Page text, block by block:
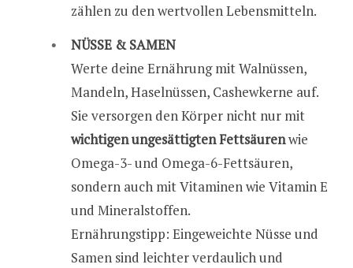
zählen zu den wertvollen Lebensmitteln.
NÜSSE & SAMEN
Werte deine Ernährung mit Walnüssen,
Mandeln, Haselnüssen, Cashewkerne auf.
Sie versorgen den Körper nicht nur mit
wichtigen ungesättigten Fettsäurenwie
Omega-3- und Omega-6-Fettsäuren,
sondern auch mit Vitaminen wie Vitamin E
und Mineralstoffen.
Ernährungstipp: Eingeweichte Nüsse und
Samen sind leichter verdaulich und